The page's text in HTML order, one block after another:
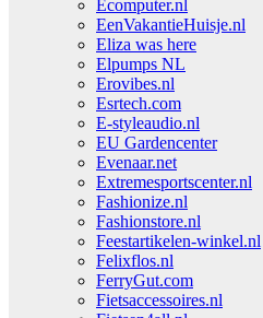
Ecomputer.nl
EenVakantieHuisje.nl
Eliza was here
Elpumps NL
Erovibes.nl
Esrtech.com
E-styleaudio.nl
EU Gardencenter
Evenaar.net
Extremesportscenter.nl
Fashionize.nl
Fashionstore.nl
Feestartikelen-winkel.nl
Felixflos.nl
FerryGut.com
Fietsaccessoires.nl